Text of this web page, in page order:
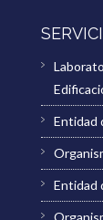
Entidad
Entidad